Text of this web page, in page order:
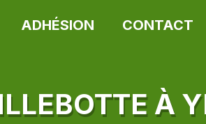
ADHÉSION CONTACT
À